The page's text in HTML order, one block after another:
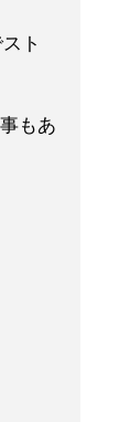
ト
もあ